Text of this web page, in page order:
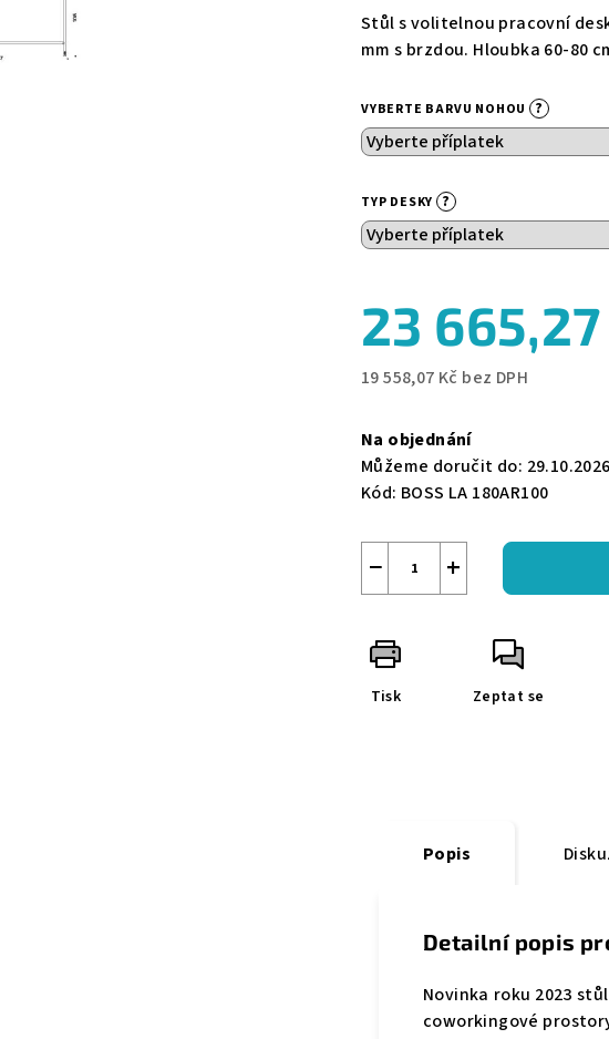
produktu
5
hvězdiček.
Stůl s volitelnou pracovní
mm s brzdou. Hloubka 60-80
VYBERTE BARVU NOHOU ?
TYP DESKY ?
23 665,27
19 558,07 Kč bez DPH
cena:
Na objednání
Můžeme doručit do: 29.10.2026
Kód: BOSS LA 180AR100
+
−
Tisk Zeptat se
Popis
Detailní popis
Novinka roku 2023
coworkingové